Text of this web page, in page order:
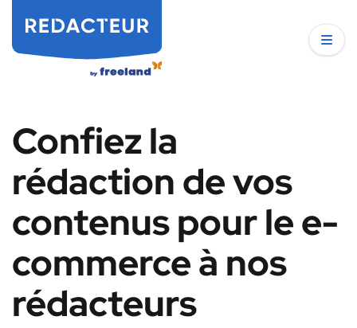
Confiez la
rédaction de vos
contenus pour le e-
commerce à nos
rédacteurs